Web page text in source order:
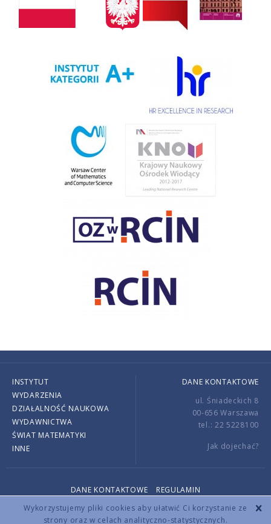
Wykorzystujemy pliki cookies aby ułatwić Ci korzystanie ze
strony oraz w celach analityczno-statystycznych.
INSTYTUT
WYDARZENIA
DZIAŁALNOŚĆ NAUKOWA
WYDAWNICTWA
ŚWIAT MATEMATYKI
INNE
DANE KONTAKTOWE
ul. Śniadeckich 8
00-656 Warszawa
tel.: 22 5228100
Jak dojechać?
DANE KONTAKTOWE
REGULAMIN
Copyright © 2026 by IMPAN. All rights reserved.